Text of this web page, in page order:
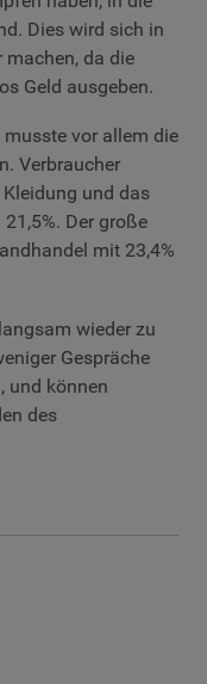
Dies wird sich in
da die
Geld ausgeben.
musste vor allem die
Verbraucher
und das
Der große
mit 23,4%
wieder zu
Gespräche
und können
des